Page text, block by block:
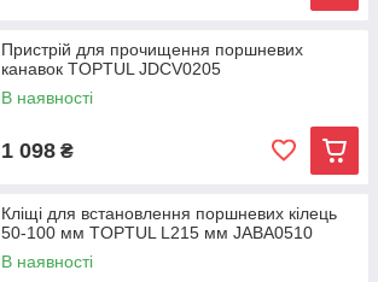
Пристрій для прочищення поршневих
канавок TOPTUL JDCV0205
В наявності
1 098 ₴
Кліщі для встановлення поршневих кілець
50-100 мм TOPTUL L215 мм JABA0510
В наявності